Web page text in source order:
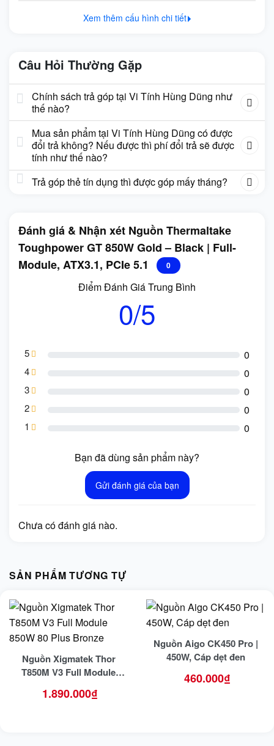
Xem thêm cấu hình chi tiết
Câu Hỏi Thường Gặp
Chính sách trả góp tại Vi Tính Hùng Dũng như
thế nào?
Mua sản phẩm tại Vi Tính Hùng Dũng có được
đổi trả không? Nếu được thì phí đổi trả sẽ được
tính như thế nào?
Trả góp thẻ tín dụng thì được góp mấy tháng?
Đánh giá & Nhận xét Nguồn Thermaltake
Toughpower GT 850W Gold – Black | Full-
Module, ATX3.1, PCIe 5.1
0
Điểm Đánh Giá Trung Bình
0/5
5 0
4 0
3 0
2 0
1 0
Bạn đã dùng sản phẩm này?
Gửi đánh giá của bạn
Chưa có đánh giá nào.
SẢN PHẨM TƯƠNG TỰ
Nguồn Xigmatek Thor
T850M V3 Full Module
1.890.000₫
Nguồn Aigo CK450 Pro |
450W, Cáp dẹt đen
460.000₫